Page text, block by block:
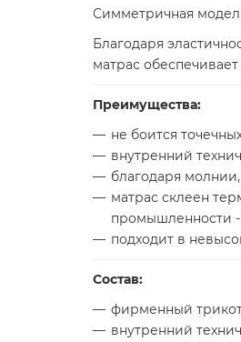
Симметричная
Благодаря
матрас
Преимущества:
не боится
внутренний
благодаря
матрас склеен
промышленности -
подходит в
Состав:
фирменный
внутренний